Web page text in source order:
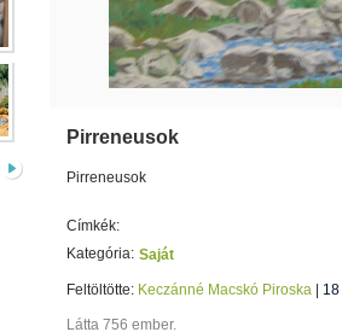
Pirreneusok
Pirreneusok
Címkék:
Kategória: Saját
Feltöltötte: Keczánné Macskó Piroska
Látta 756 ember.